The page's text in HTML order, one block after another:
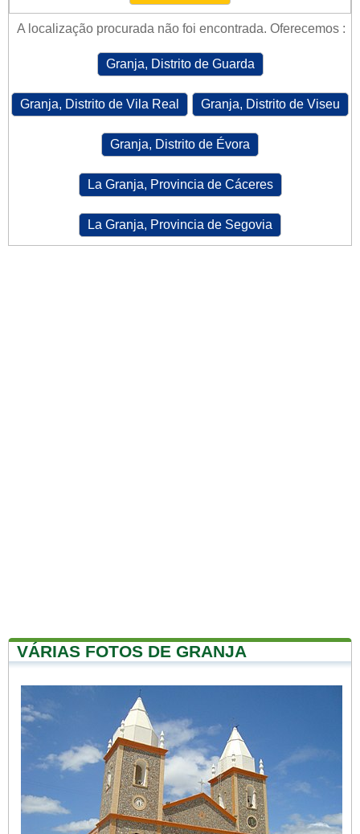
A localização procurada não foi encontrada. Oferecemos :
Granja, Distrito de Guarda
Granja, Distrito de Vila Real Granja, Distrito de Viseu
Granja, Distrito de Évora
La Granja, Provincia de Cáceres
La Granja, Provincia de Segovia
VÁRIAS FOTOS DE GRANJA